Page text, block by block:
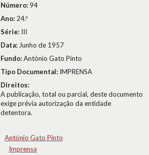
Número:94
Ano: 24.º
Série: III
Data: Junho de 1957
Fundo:António Gato Pinto
Tipo Documental: IMPRENSA
Direitos:
A publicação, total ou parcial, deste documento
exige prévia autorização da entidade
detentora.
António Gato Pinto
Imprensa